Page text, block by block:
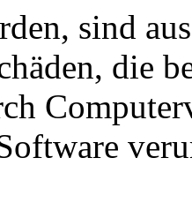
sind
die